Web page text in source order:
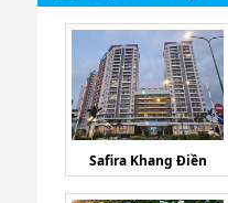
Safira Khang Điền